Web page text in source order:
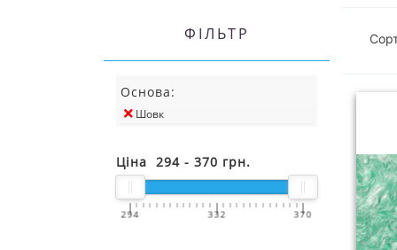
ФІЛЬТР
Основа:
Шовк
Ціна 294 - 370 грн.
294 332 370